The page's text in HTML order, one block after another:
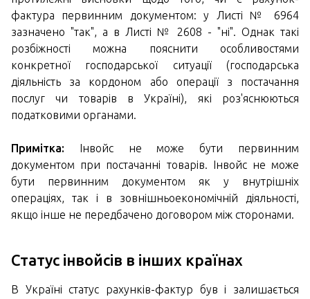
фактура первинним документом: у Листі № 6964
зазначено "так", а в Листі № 2608 - "ні". Однак такі
розбіжності можна пояснити особливостями
конкретної господарської ситуації (господарська
діяльність за кордоном або операції з постачання
послуг чи товарів в Україні), які роз'яснюються
податковими органами.
Примітка: Інвойс не може бути первинним
документом при постачанні товарів. Інвойс не може
бути первинним документом як у внутрішніх
операціях, так і в зовнішньоекономічній діяльності,
якщо інше не передбачено договором між сторонами.
Статус інвойсів в інших країнах
В Україні статус рахунків-фактур був і залишається